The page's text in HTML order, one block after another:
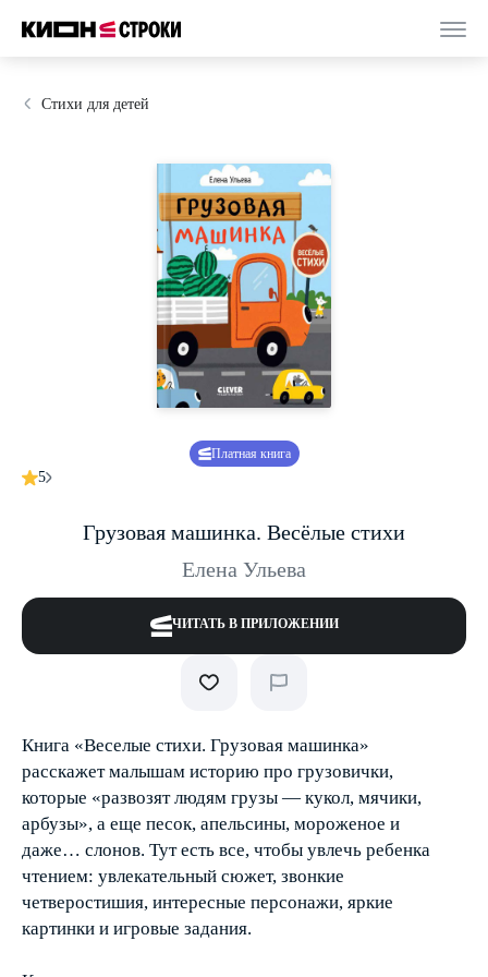
Стихи для детей
Платная книга
5
Грузовая машинка. Весёлые стихи
Елена Ульева
ЧИТАТЬ В ПРИЛОЖЕНИИ
Книга «Веселые стихи. Грузовая машинка»
расскажет малышам историю про грузовички,
которые «развозят людям грузы — кукол, мячики,
арбузы», а еще песок, апельсины, мороженое и
даже… слонов. Тут есть все, чтобы увлечь ребенка
чтением: увлекательный сюжет, звонкие
четверостишия, интересные персонажи, яркие
картинки и игровые задания.